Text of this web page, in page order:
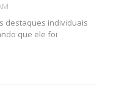
destaques individuais
que ele foi